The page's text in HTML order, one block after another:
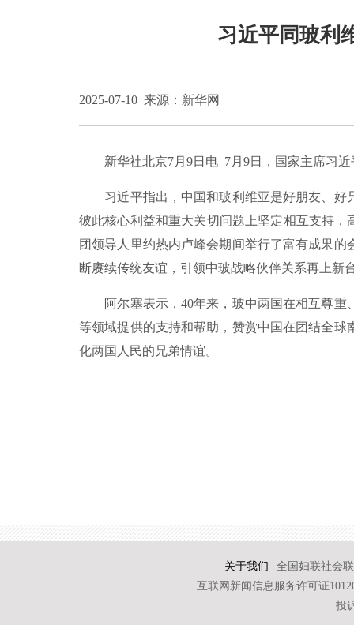
习近平同玻利
2025-07-10 来源：新华网
新华社北京7月9日电 7月9日，国家主席习近
习近平指出，中国和玻利维亚是好朋友、好
彼此核心利益和重大关切问题上坚定相互支持
团领导人里约热内卢峰会期间举行了富有成果
断赓续传统友谊，引领中玻战略伙伴关系再上新
阿尔塞表示，40年来，玻中两国在相互尊重
等领域提供的支持和帮助，赞赏中国在团结全
化两国人民的兄弟情谊。
关于我们
全国妇联社会
互联网新闻信息服务许可证
投